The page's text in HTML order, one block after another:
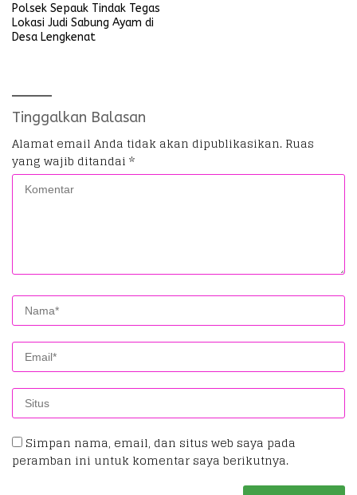
Polsek Sepauk Tindak Tegas
Lokasi Judi Sabung Ayam di
Desa Lengkenat
Tinggalkan Balasan
Alamat email Anda tidak akan dipublikasikan. Ruas
yang wajib ditandai *
Simpan nama, email, dan situs web saya pada
peramban ini untuk komentar saya berikutnya.